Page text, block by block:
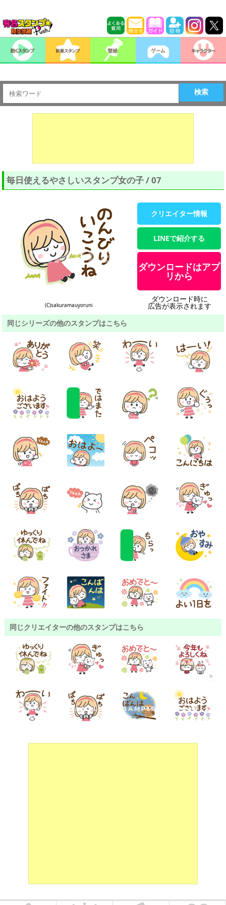
検索
毎日使えるやさしいスタンプ女の子 / 07
(C)sakuramauyoruni
クリエイター情報
LINEで紹介する
ダウンロードはアプ
リから
ダウンロード時に
広告が表示されます
同じシリーズの他のスタンプはこちら
同じクリエイターの他のスタンプはこちら